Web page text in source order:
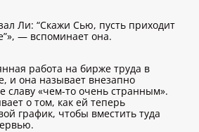
Ли: “Скажи Сью, пусть приходит
— вспоминает она.
работа на бирже труда в
и она называет внезапно
«чем-то очень странным».
о том, как ей теперь
график, чтобы вместить туда